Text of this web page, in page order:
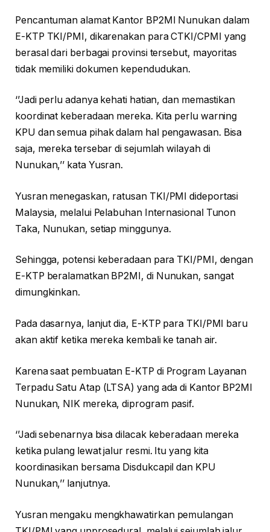
Pencantuman alamat Kantor BP2MI Nunukan dalam
E-KTP TKI/PMI, dikarenakan para CTKI/CPMI yang
berasal dari berbagai provinsi tersebut, mayoritas
tidak memiliki dokumen kependudukan.
‘’Jadi perlu adanya kehati hatian, dan memastikan
koordinat keberadaan mereka. Kita perlu warning
KPU dan semua pihak dalam hal pengawasan. Bisa
saja, mereka tersebar di sejumlah wilayah di
Nunukan,’’ kata Yusran.
Yusran menegaskan, ratusan TKI/PMI dideportasi
Malaysia, melalui Pelabuhan Internasional Tunon
Taka, Nunukan, setiap minggunya.
Sehingga, potensi keberadaan para TKI/PMI, dengan
E-KTP beralamatkan BP2MI, di Nunukan, sangat
dimungkinkan.
Pada dasarnya, lanjut dia, E-KTP para TKI/PMI baru
akan aktif ketika mereka kembali ke tanah air.
Karena saat pembuatan E-KTP di Program Layanan
Terpadu Satu Atap (LTSA) yang ada di Kantor BP2MI
Nunukan, NIK mereka, diprogram pasif.
‘’Jadi sebenarnya bisa dilacak keberadaan mereka
ketika pulang lewat jalur resmi. Itu yang kita
koordinasikan bersama Disdukcapil dan KPU
Nunukan,’’ lanjutnya.
Yusran mengaku mengkhawatirkan pemulangan